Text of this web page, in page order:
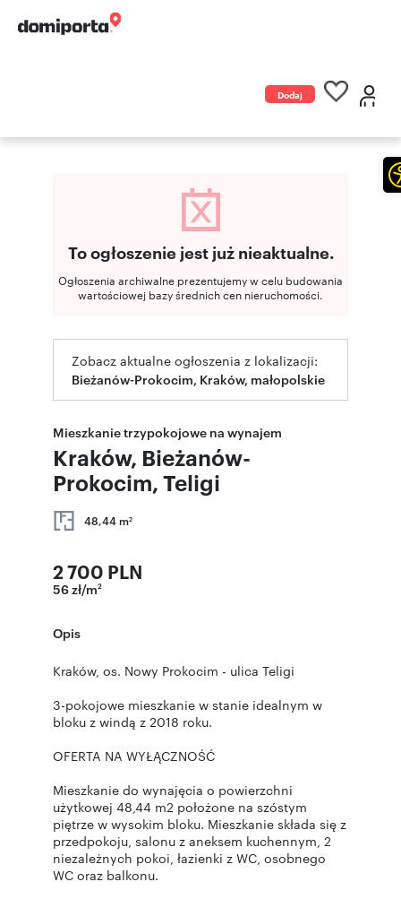
Dodaj
To ogłoszenie jest już nieaktualne.
Ogłoszenia archiwalne prezentujemy w celu budowania
wartościowej bazy średnich cen nieruchomości.
Zobacz aktualne ogłoszenia z lokalizacji:
Bieżanów-Prokocim, Kraków, małopolskie
Mieszkanie trzypokojowe na wynajem
Kraków, Bieżanów-
Prokocim, Teligi
48,44 m2
2 700 PLN
56 zł/m2
Opis
Kraków, os. Nowy Prokocim - ulica Teligi
3-pokojowe mieszkanie w stanie idealnym w
bloku z windą z 2018 roku.
OFERTA NA WYŁĄCZNOŚĆ
Mieszkanie do wynajęcia o powierzchni
użytkowej 48,44 m2 położone na szóstym
piętrze w wysokim bloku. Mieszkanie składa się z
przedpokoju, salonu z aneksem kuchennym, 2
niezależnych pokoi, łazienki z WC, osobnego
WC oraz balkonu.